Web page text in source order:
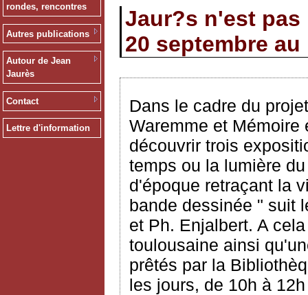
rondes, rencontres
Autres publications
Autour de Jean
Jaurès
Contact
Lettre d'information
Jaur?s n'est pas
20 septembre
Dans le cadre du
Waremme et
découvrir trois
temps ou la lumière
d'époque retraçant la
bande dessinée " suit
et Ph. Enjalbert. A
toulousaine ainsi
prêtés par la
les jours, de 10h à